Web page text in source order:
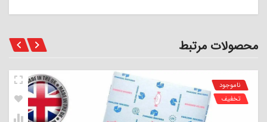
محصولات مرتبط
ناموجود
تخفیف